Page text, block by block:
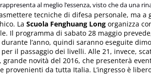
al meglio l’essenza, visto che da una
tecniche di difesa personale, ma
La Scuola Fenghuang Long organizza
Il programma di sabato 28 maggio
l’anno, quindi saranno eseguite
il passaggio dei livelli. Alle 21, invece,
, grande novità del 2016, che presenterà
provenienti da tutta Italia. L’ingresso è